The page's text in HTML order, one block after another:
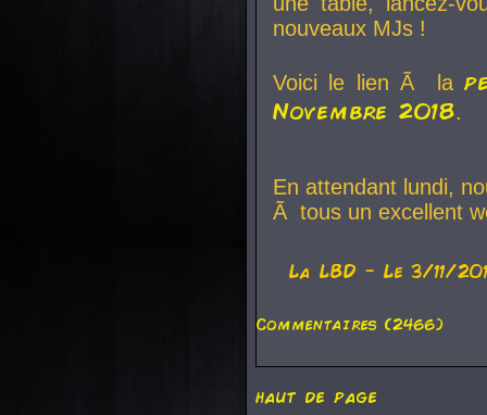
nouveaux MJs !
Voici le lien Ã la
Novembre 2018.
En attendant lundi,
Ã tous un excellent
La LBD - Le 3/11/
Commentaires (2466)
haut de page